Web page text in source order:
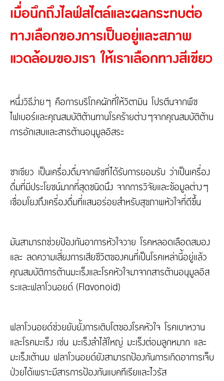
เมื่อนึกถึงไลฟ์สไตล์และผลกระทบต่อ
ทางเลือกของการเป็นอยู่และสภาพ
แวดล้อมของเรา ให้เราเลือกทางสีเขียว
หนึ่งวิธีง่ายๆ คือการบริโภคผักที่ให้วิตามิน โปรตีนจากพืช
ไฟเบอร์และคุณสมบัติต้านทานโรคร้ายต่างๆจากคุณสมบัติต้าน
การอักเสบและสารต้านอนุมูลอิสระ
ชาเขียว เป็นเครื่องดื่มจากพืชที่ได้รับการยอมรับ ว่าเป็นเครื่อง
ดื่มที่มีประโยชน์มากที่สุดชนิดนึง จากการวิจัยและข้อมูลต่างๆ
เชื่อมโยงถึงเครี่องดื่มที่แสนอร่อยสำหรับสุขภาพหัวใจที่ดีขึ้น
มันสามารถช่วยป้องกันอาการหัวใจวาย โรคหลอดเลือดสมอง
และ ลดความเสี่ยงการเสียชีวิตของคนที่เป็นโรคเหล่านี้อยู่แล้ว
คุณสมบัติการต้านมะเร็งและโรคหัวใจมาจากสารต้านอนุมูลอิส
ระและฟลาโวนอยด์ (Flavonoid)
ฟลาโวนอยด์ช่วยยับยั้งการเติบโตของโรคหัวใจ โรคเบาหวาน
และโรคมะเร็ง เช่น มะเร็งลำไส้ใหญ่ มะเร็งต่อมลูกหมาก และ
มะเร็งเต้านม ฟลาโวนอยด์ยังสามารถป้องกันการเกิดอาการเจ็บ
ป่วยได้เพราะมีสารการป้องกันแบคทีเรียและไวรัส